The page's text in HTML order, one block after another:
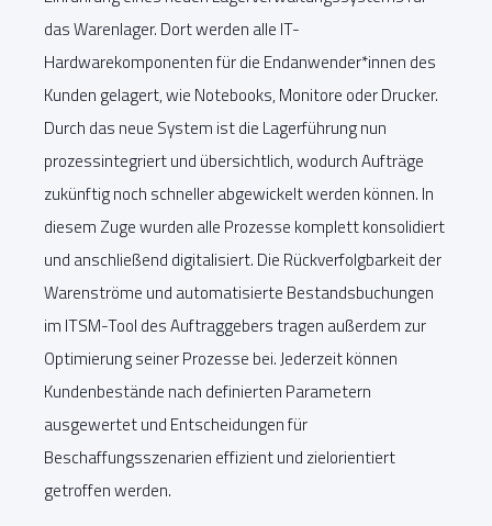
das Warenlager. Dort werden alle IT-
Hardwarekomponenten für die Endanwender*innen des
Kunden gelagert, wie Notebooks, Monitore oder Drucker.
Durch das neue System ist die Lagerführung nun
prozessintegriert und übersichtlich, wodurch Aufträge
zukünftig noch schneller abgewickelt werden können. In
diesem Zuge wurden alle Prozesse komplett konsolidiert
und anschließend digitalisiert. Die Rückverfolgbarkeit der
Warenströme und automatisierte Bestandsbuchungen
im ITSM-Tool des Auftraggebers tragen außerdem zur
Optimierung seiner Prozesse bei. Jederzeit können
Kundenbestände nach definierten Parametern
ausgewertet und Entscheidungen für
Beschaffungsszenarien effizient und zielorientiert
getroffen werden.